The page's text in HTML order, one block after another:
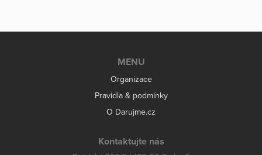
MENU
Organizace
Pravidla & podmínky
O Darujme.cz
Kontaktujte nás